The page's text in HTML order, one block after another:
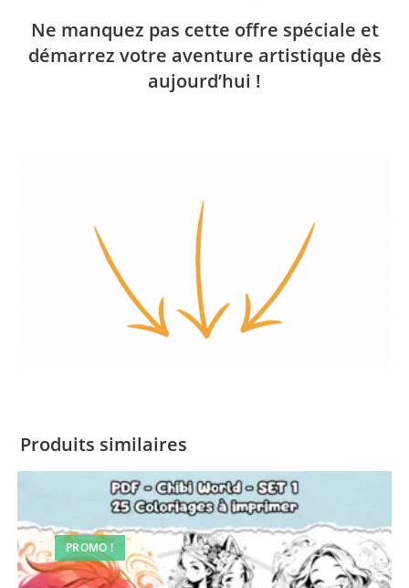
Ne manquez pas cette offre spéciale et
démarrez votre aventure artistique dès
aujourd’hui !
Produits similaires
PROMO !